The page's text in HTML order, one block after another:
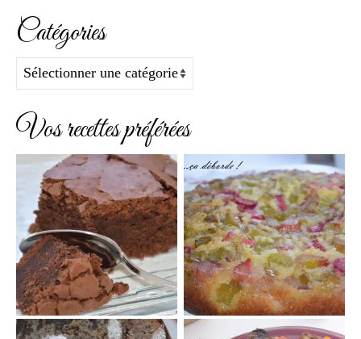
Catégories
Catégories
Vos recettes préférées